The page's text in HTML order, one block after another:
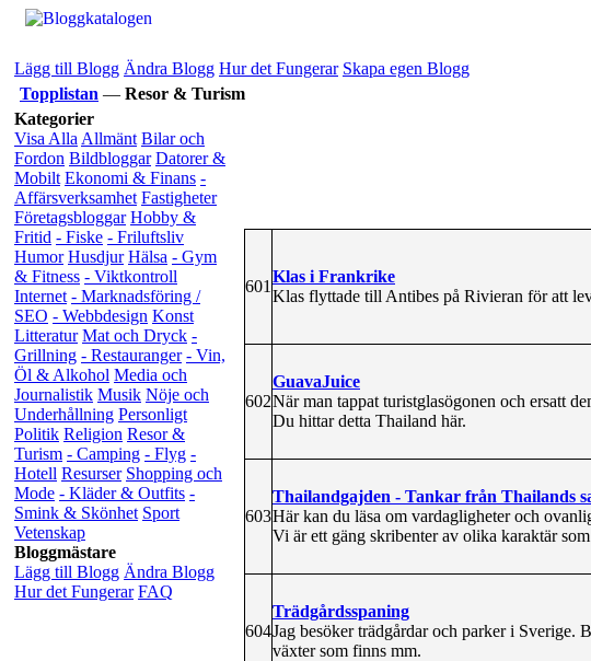
Lägg till Blogg Ändra Blogg Hur det Fungerar Skapa egen Blogg
Topplistan — Resor & Turism
Kategorier
Visa Alla Allmänt Bilar och
Fordon Bildbloggar Datorer &
Mobilt Ekonomi & Finans -
Affärsverksamhet Fastigheter
Företagsbloggar Hobby &
Fritid - Fiske - Friluftsliv
Humor Husdjur Hälsa - Gym
& Fitness - Viktkontroll
Internet - Marknadsföring /
SEO - Webbdesign Konst
Litteratur Mat och Dryck -
Grillning - Restauranger - Vin,
Öl & Alkohol Media och
Journalistik Musik Nöje och
Underhållning Personligt
Politik Religion Resor &
Turism - Camping - Flyg -
Hotell Resurser Shopping och
Mode - Kläder & Outfits -
Smink & Skönhet Sport
Vetenskap
Bloggmästare
Lägg till Blogg Ändra Blogg
Hur det Fungerar FAQ
601
Klas i Frankrike
Klas flyttade till Antibes på Rivieran för att
602
GuavaJuice
När man tappat turistglasögonen och ersatt
Du hittar detta Thailand här.
603
Thailandgajden - Tankar från Thailands
Här kan du läsa om vardagligheter och
Vi är ett gäng skribenter av olika karaktär
604
Trädgårdsspaning
Jag besöker trädgårdar och parker i Sverige.
växter som finns mm.